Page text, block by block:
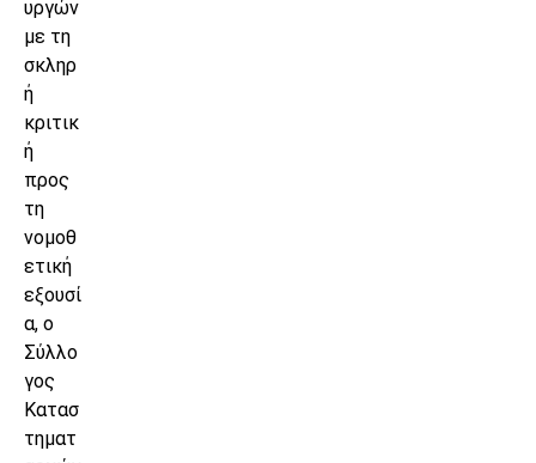
υργών
με τη
σκληρ
ή
κριτικ
ή
προς
τη
νομοθ
ετική
εξουσί
α, ο
Σύλλο
γος
Κατασ
τηματ